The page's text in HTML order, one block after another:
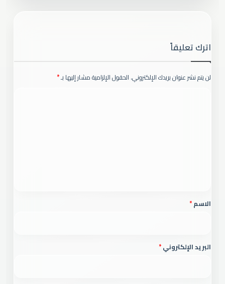
اترك تعليقاً
لن يتم نشر عنوان بريدك الإلكتروني. الحقول الإلزامية مشار إليها بـ*
*الاسم*
البريد الإلكتروني*